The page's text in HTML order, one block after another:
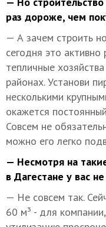
раз дороже, чем
— А зачем строить
сегодня это
тепличные
районах. Установи
несколькими
окажется
Совсем не
можно его легко
— Несмотря на
в Дагестане у вас
— Не совсем так.
60 м³ - для